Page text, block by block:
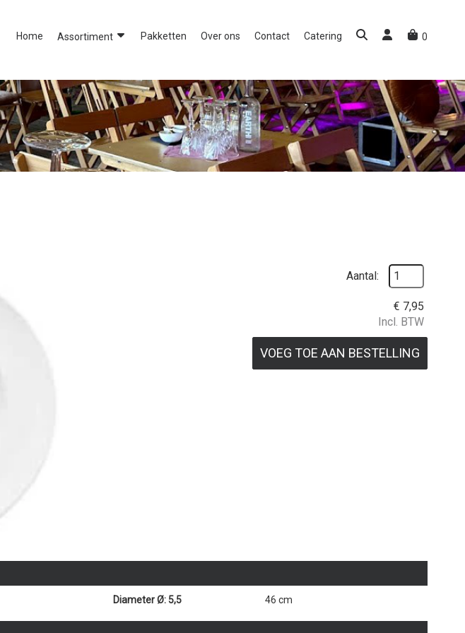
Home Assortiment Pakketten Over ons Contact Catering 0
Aantal:
€ 7,95
Incl. BTW
VOEG TOE AAN BESTELLING
Diameter Ø: 5,5 46 cm